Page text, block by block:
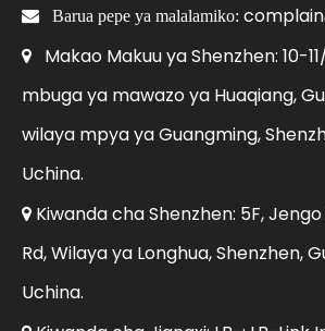
 Barua pepe ya malalamiko:
 Makao Makuu ya Shenzhen: 10-
mbuga ya mawazo ya Huaqiang,
wilaya mpya ya Guangming,
Uchina.
 Kiwanda cha Shenzhen: 5F, Jengo
Rd, Wilaya ya Longhua, Shenzhen,
Uchina.